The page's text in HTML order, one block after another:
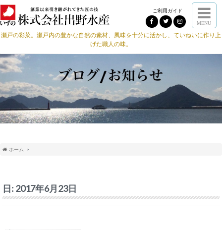
ご利用ガイド
MENU
瀬戸の彩菜。瀬戸内の豊かな自然の素材、風味を十分に活かし、ていねいに作り上
げた職人の味。
ホーム
日: 2017年6月23日